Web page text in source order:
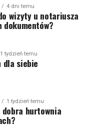
4 dni temu
wizyty u notariusza
1 tydzień temu
dla siebie
1 tydzień temu
dobra hurtownia